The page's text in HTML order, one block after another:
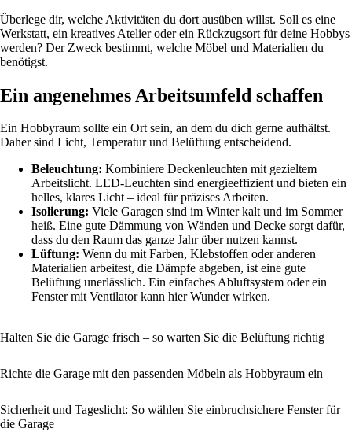
Überlege dir, welche Aktivitäten du dort ausüben willst. Soll es eine
Werkstatt, ein kreatives Atelier oder ein Rückzugsort für deine Hobbys
werden? Der Zweck bestimmt, welche Möbel und Materialien du
benötigst.
Ein angenehmes Arbeitsumfeld schaffen
Ein Hobbyraum sollte ein Ort sein, an dem du dich gerne aufhältst.
Daher sind Licht, Temperatur und Belüftung entscheidend.
Beleuchtung: Kombiniere Deckenleuchten mit gezieltem
Arbeitslicht. LED-Leuchten sind energieeffizient und bieten ein
helles, klares Licht – ideal für präzises Arbeiten.
Isolierung: Viele Garagen sind im Winter kalt und im Sommer
heiß. Eine gute Dämmung von Wänden und Decke sorgt dafür,
dass du den Raum das ganze Jahr über nutzen kannst.
Lüftung: Wenn du mit Farben, Klebstoffen oder anderen
Materialien arbeitest, die Dämpfe abgeben, ist eine gute
Belüftung unerlässlich. Ein einfaches Abluftsystem oder ein
Fenster mit Ventilator kann hier Wunder wirken.
Halten Sie die Garage frisch – so warten Sie die Belüftung richtig
Richte die Garage mit den passenden Möbeln als Hobbyraum ein
Sicherheit und Tageslicht: So wählen Sie einbruchsichere Fenster für
die Garage